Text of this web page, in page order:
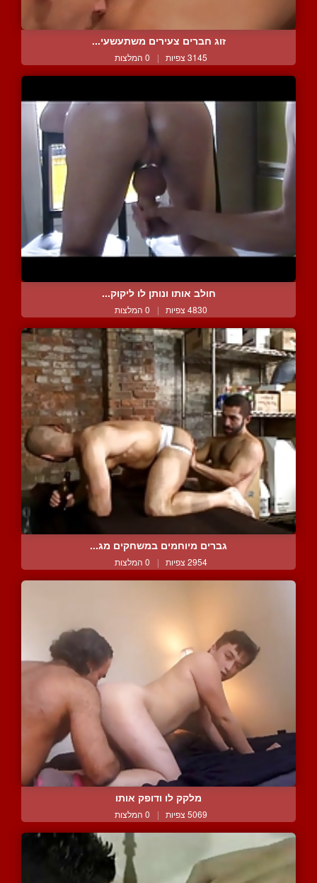
זוג חברים צעירים משתעשעי...
3145 צפיות | 0 המלצות
חולב אותו ונותן לו ליקוק...
4830 צפיות | 0 המלצות
גברים מיוחמים במשחקים מג...
2954 צפיות | 0 המלצות
מלקק לו ודופק אותו
5069 צפיות | 0 המלצות